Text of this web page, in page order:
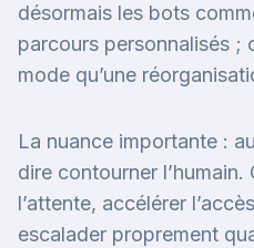
désormais les bots
parcours personnalisés ;
mode qu’une
La nuance importante :
dire contourner
l’attente, accélérer
escalader proprement